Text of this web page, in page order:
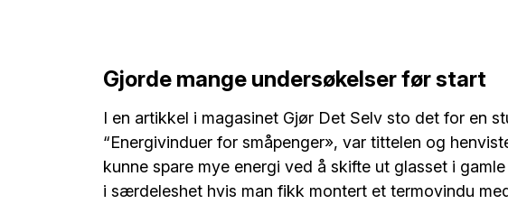
Gjorde mange undersøkelser før start
I en artikkel i magasinet Gjør Det Selv sto det for en
“Energivinduer for småpenger», var tittelen og
kunne spare mye energi ved å skifte ut glasset i
i særdeleshet hvis man fikk montert et termovindu